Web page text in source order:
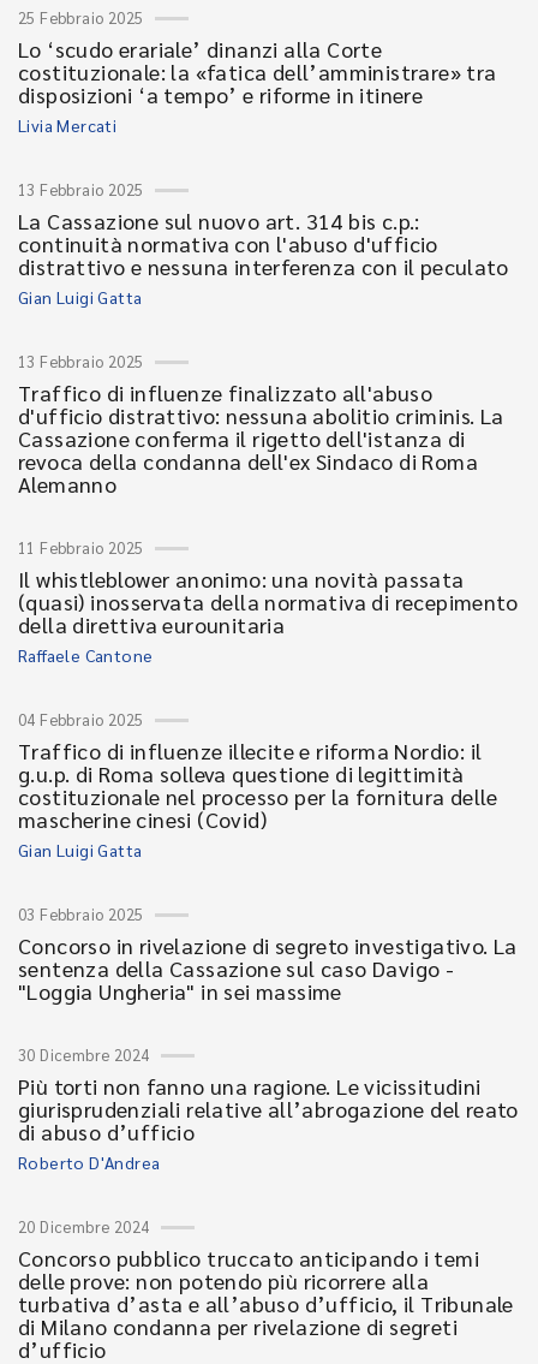
25 Febbraio 2025
Lo ‘scudo erariale’ dinanzi alla Corte
costituzionale: la «fatica dell’amministrare» tra
disposizioni ‘a tempo’ e riforme in itinere
Livia Mercati
13 Febbraio 2025
La Cassazione sul nuovo art. 314 bis c.p.:
continuità normativa con l'abuso d'ufficio
distrattivo e nessuna interferenza con il peculato
Gian Luigi Gatta
13 Febbraio 2025
Traffico di influenze finalizzato all'abuso
d'ufficio distrattivo: nessuna abolitio criminis. La
Cassazione conferma il rigetto dell'istanza di
revoca della condanna dell'ex Sindaco di Roma
Alemanno
11 Febbraio 2025
Il whistleblower anonimo: una novità passata
(quasi) inosservata della normativa di recepimento
della direttiva eurounitaria
Raffaele Cantone
04 Febbraio 2025
Traffico di influenze illecite e riforma Nordio: il
g.u.p. di Roma solleva questione di legittimità
costituzionale nel processo per la fornitura delle
mascherine cinesi (Covid)
Gian Luigi Gatta
03 Febbraio 2025
Concorso in rivelazione di segreto investigativo. La
sentenza della Cassazione sul caso Davigo -
"Loggia Ungheria" in sei massime
30 Dicembre 2024
Più torti non fanno una ragione. Le vicissitudini
giurisprudenziali relative all’abrogazione del reato
di abuso d’ufficio
Roberto D'Andrea
20 Dicembre 2024
Concorso pubblico truccato anticipando i temi
delle prove: non potendo più ricorrere alla
turbativa d’asta e all’abuso d’ufficio, il Tribunale
di Milano condanna per rivelazione di segreti
d’ufficio